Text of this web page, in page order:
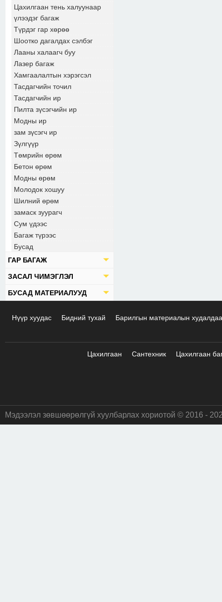
Цахилгаан тень халуунаар
үлээдэг багаж
Түрдэг гар хөрөө
Шоотко дагалдах сэлбэг
Лааны халаагч буу
Лазер багаж
Хамгаалалтын хэрэгсэл
Тасдагчийн точил
Тасдагчийн ир
Пилта зүсэгчийн ир
Модны ир
зам зүсэгч ир
Зүлгүүр
Төмрийн өрөм
Бетон өрөм
Модны өрөм
Молодок хошуу
Шилний өрөм
замаск зуурагч
Сум үдээс
Багаж түрээс
Бусад
ГАР БАГАЖ
ЗАСАЛ ЧИМЭГЛЭЛ
БУСАД МАТЕРИАЛУУД
Нүүр хуудас Бидний тухай Барилгын материалын
Цахилгаан Сантехник Цахилгаан
Мэдээлэл зөвшөөрөлгүй хуулбарлах хориотой © 2016 -